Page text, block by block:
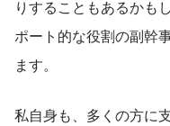
りすることもあるかも
ポート的な役割の副幹
ます。
私自身も、多くの方に